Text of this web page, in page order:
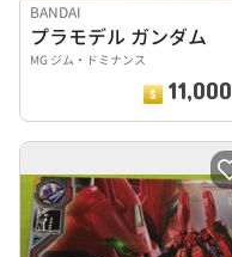
BANDAI
プラモデル ガンダム
MG ジム・ドミナンス
11,000